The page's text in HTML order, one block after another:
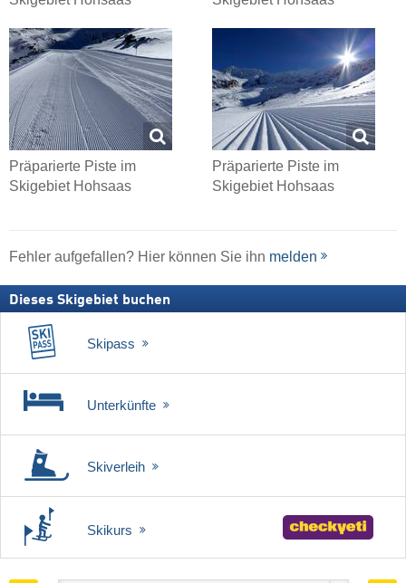
Präparierte Piste im
Skigebiet Hohsaas
Präparierte Piste im
Skigebiet Hohsaas
Fehler aufgefallen? Hier können Sie ihn melden
Dieses Skigebiet buchen
Skipass
Unterkünfte
Skiverleih
Skikurs